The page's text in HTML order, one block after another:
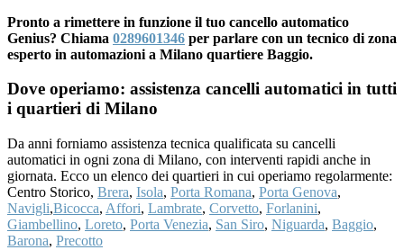
Pronto a rimettere in funzione il tuo cancello automatico
Genius? Chiama 0289601346 per parlare con un tecnico di zona
esperto in automazioni a Milano quartiere Baggio.
Dove operiamo: assistenza cancelli automatici in tutti
i quartieri di Milano
Da anni forniamo assistenza tecnica qualificata su cancelli
automatici in ogni zona di Milano, con interventi rapidi anche in
giornata. Ecco un elenco dei quartieri in cui operiamo regolarmente:
Centro Storico, Brera, Isola, Porta Romana, Porta Genova,
Navigli,Bicocca, Affori, Lambrate, Corvetto, Forlanini,
Giambellino, Loreto, Porta Venezia, San Siro, Niguarda, Baggio,
Barona, Precotto